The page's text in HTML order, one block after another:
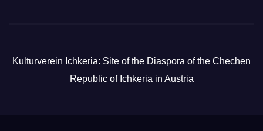
Kulturverein Ichkeria: Site of the Diaspora of the Chechen
Republic of Ichkeria in Austria